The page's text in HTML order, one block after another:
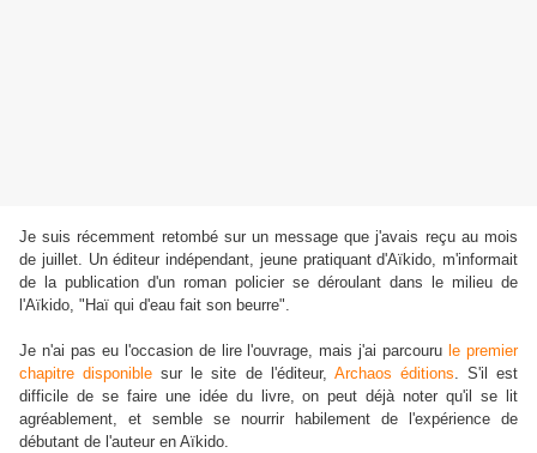
Je suis récemment retombé sur un message que j'avais reçu au mois
de juillet. Un éditeur indépendant, jeune pratiquant d'Aïkido, m'informait
de la publication d'un roman policier se déroulant dans le milieu de
l'Aïkido, "Haï qui d'eau fait son beurre".
Je n'ai pas eu l'occasion de lire l'ouvrage, mais j'ai parcouru le premier
chapitre disponible sur le site de l'éditeur, Archaos éditions. S'il est
difficile de se faire une idée du livre, on peut déjà noter qu'il se lit
agréablement, et semble se nourrir habilement de l'expérience de
débutant de l'auteur en Aïkido.